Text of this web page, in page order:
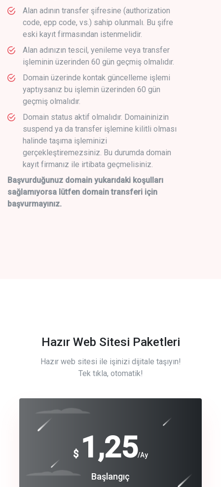
Alan adının transfer şifresine (authorization
code, epp code, vs.) sahip olunmalı. Bu şifre
eski kayıt firmasından istenmelidir.
Alan adınızın tescil, yenileme veya transfer
işleminin üzerinden 60 gün geçmiş olmalıdır.
Domain üzerinde kontak güncelleme işlemi
yaptıysanız bu işlemin üzerinden 60 gün
geçmiş olmalıdır.
Domain status aktif olmalıdır. Domaininizin
suspend ya da transfer işlemine kilitli olması
halinde taşıma işleminizi
gerçekleştiremezsiniz. Bu durumda domain
kayıt firmanız ile irtibata geçmelisiniz.
Başvurduğunuz domain yukarıdaki koşulları
sağlamıyorsa lütfen domain transferi için
başvurmayınız.
Hazır Web Sitesi Paketleri
Hazır web sitesi ile işinizi dijitale taşıyın!
Tek tıkla, otomatik!
$ 1,25/Ay
Başlangıç
Free
Basic